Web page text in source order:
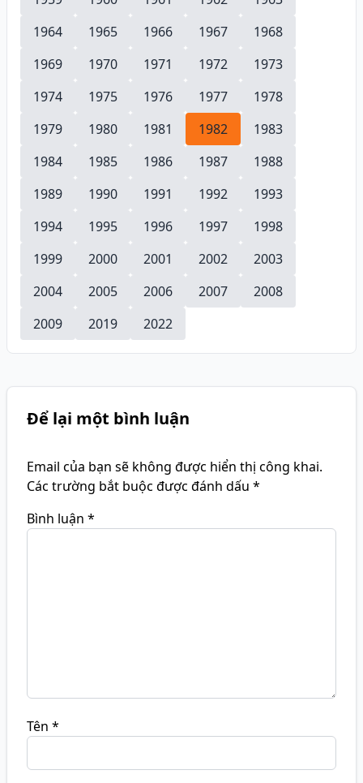
1964
1965 1966 1967
1968
1969
1970 1971 1972
1973
1974
1975 1976 1977
1978
1979
1980 1981 1982
1983
1984
1985 1986 1987
1988
1989
1990 1991 1992
1993
1994
1995 1996 1997
1998
1999
2000 2001 2002
2003
2004
2005 2006 2007
2008
2009
2019 2022
Để lại một bình luận
Email của bạn sẽ không được hiển thị công khai.
Các trường bắt buộc được đánh dấu *
Bình luận *
Tên *